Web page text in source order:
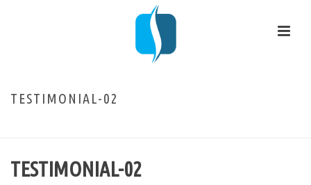
TESTIMONIAL-02
TESTIMONIAL-02